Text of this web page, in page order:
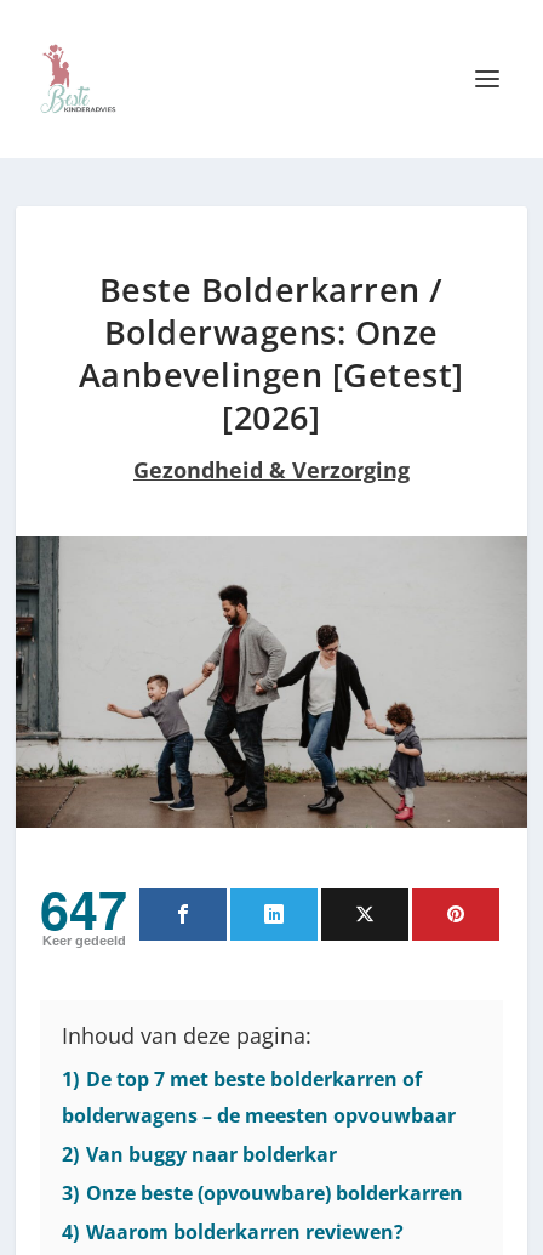
Beste Bolderkarren /
Bolderwagens: Onze
Aanbevelingen [Getest]
[2026]
Gezondheid & Verzorging
647
Keer gedeeld
Inhoud van deze pagina:
1) De top 7 met beste bolderkarren of
bolderwagens – de meesten opvouwbaar
2) Van buggy naar bolderkar
3) Onze beste (opvouwbare) bolderkarren
4) Waarom bolderkarren reviewen?